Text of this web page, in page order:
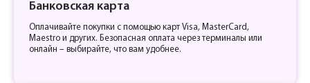
Банковская карта
Оплачивайте покупки с помощью карт Visa, MasterCard,
Maestro и других. Безопасная оплата через терминалы или
онлайн – выбирайте, что вам удобнее.